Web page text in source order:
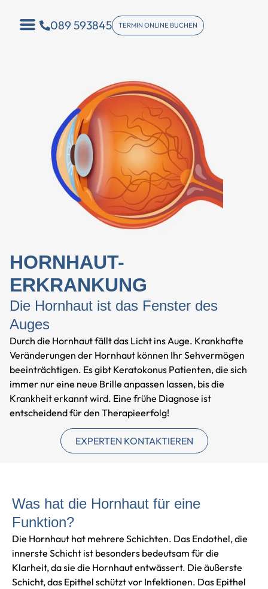
089 593845 TERMIN ONLINE BUCHEN
HORNHAUT-
ERKRANKUNG
Die Hornhaut ist das Fenster des
Auges
Durch die Hornhaut fällt das Licht ins Auge. Krankhafte
Veränderungen der Hornhaut können Ihr Sehvermögen
beeinträchtigen. Es gibt Keratokonus Patienten, die sich
immer nur eine neue Brille anpassen lassen, bis die
Krankheit erkannt wird. Eine frühe Diagnose ist
entscheidend für den Therapieerfolg!
EXPERTEN KONTAKTIEREN
Was hat die Hornhaut für eine
Funktion?
Die Hornhaut hat mehrere Schichten. Das Endothel, die
innerste Schicht ist besonders bedeutsam für die
Klarheit, da sie die Hornhaut entwässert. Die äußerste
Schicht, das Epithel schützt vor Infektionen. Das Epithel